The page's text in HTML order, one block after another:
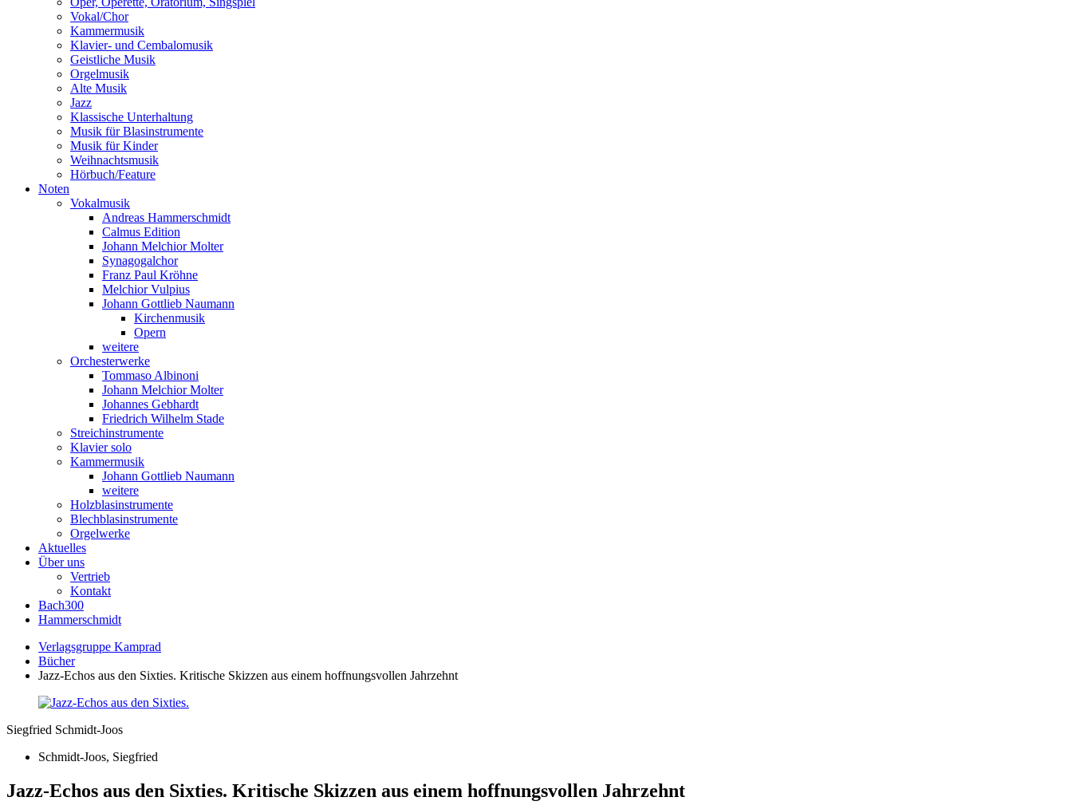
Vokal/Chor
Kammermusik
Klavier- und Cembalomusik
Geistliche Musik
Orgelmusik
Alte Musik
Jazz
Klassische Unterhaltung
Musik für Blasinstrumente
Musik für Kinder
Weihnachtsmusik
Hörbuch/Feature
Noten
Vokalmusik
Andreas Hammerschmidt
Calmus Edition
Johann Melchior Molter
Synagogalchor
Franz Paul Kröhne
Melchior Vulpius
Johann Gottlieb Naumann
Kirchenmusik
Opern
weitere
Orchesterwerke
Tommaso Albinoni
Johann Melchior Molter
Johannes Gebhardt
Friedrich Wilhelm Stade
Streichinstrumente
Klavier solo
Kammermusik
Johann Gottlieb Naumann
weitere
Holzblasinstrumente
Blechblasinstrumente
Orgelwerke
Aktuelles
Über uns
Vertrieb
Kontakt
Bach300
Hammerschmidt
Verlagsgruppe Kamprad
Bücher
Jazz-Echos aus den Sixties. Kritische Skizzen aus einem hoffnungsvollen Jahrzehnt
Siegfried Schmidt-Joos
Schmidt-Joos, Siegfried
Jazz-Echos aus den Sixties. Kritische Skizzen aus einem hoffnungsvollen Jahrzehnt